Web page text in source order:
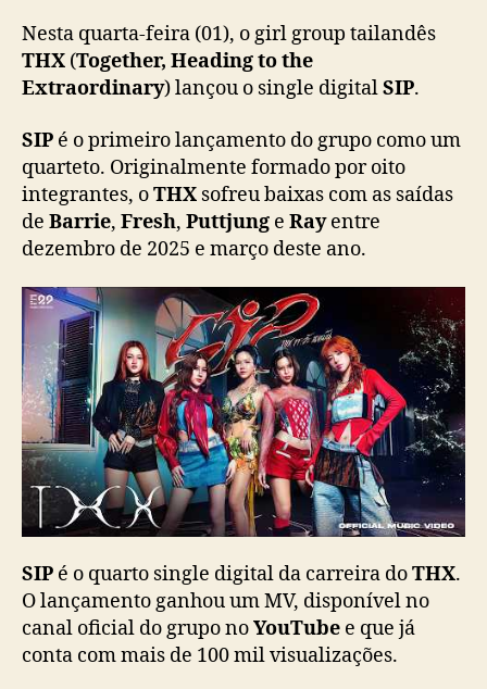
p
i
m
i
r
o
s
i
e
c
o
m
n
o
v
a
f
r
m
a
ç
Nesta quarta-feira (01), o girl group tailandês
THX (Together, Heading to the
Extraordinary) lançou o single digitalSIP.
SIP é o primeiro lançamento do grupo como um
quarteto. Originalmente formado por oito
integrantes, oTHX sofreu baixas com as saídas
de Barrie, Fresh, Puttjung e Rayentre
dezembro de 2025 e março deste ano.
SIP é o quarto single digital da carreira doTHX.
O lançamento ganhou um MV, disponível no
canal oficial do grupo noYouTube e que já
conta com mais de 100 mil visualizações.